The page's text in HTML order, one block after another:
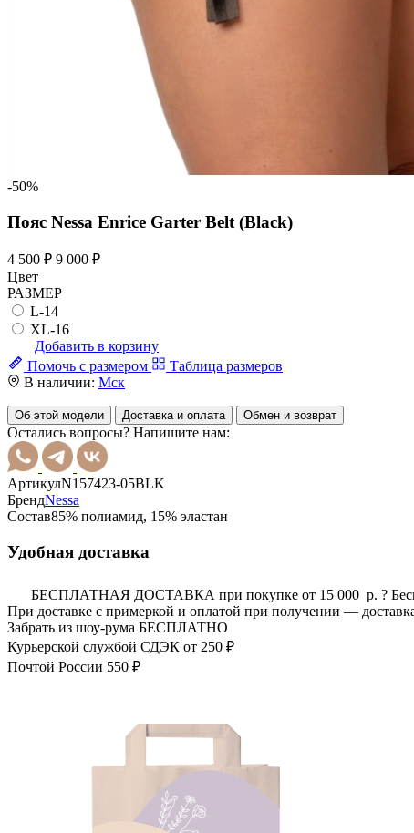
-50%
Пояс Nessa Enrice Garter Belt (Black)
4 500 ₽ 9 000 ₽
Цвет
РАЗМЕР
L-14
XL-16
Добавить в корзину
Помочь с размером
Таблица размеров
В наличии: Мск
Об этой модели Доставка и оплата Обмен и возврат
Остались вопросы? Напишите нам:
АртикулN157423-05BLK
БрендNessa
Состав85% полиамид, 15% эластан
Удобная доставка
БЕСПЛАТНАЯ ДОСТАВКА при покупке от 15 000 р. ?
При доставке с примеркой и оплатой при получении —
Забрать из шоу-рума БЕСПЛАТНО
Курьерской службой СДЭК от 250 ₽
Почтой России 550 ₽